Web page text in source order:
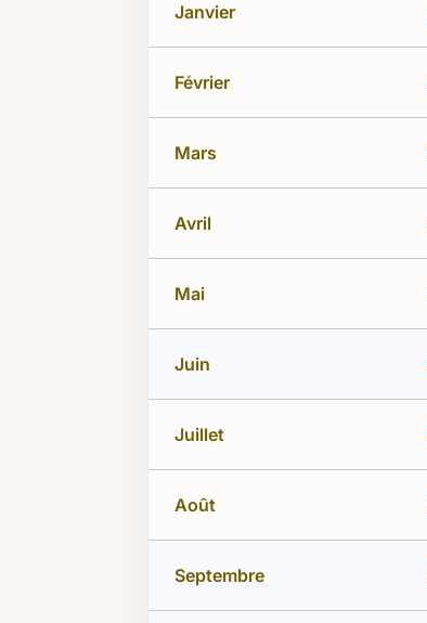
Janvier
Février
Mars
Avril
Mai
Juin
Juillet
Août
Septembre